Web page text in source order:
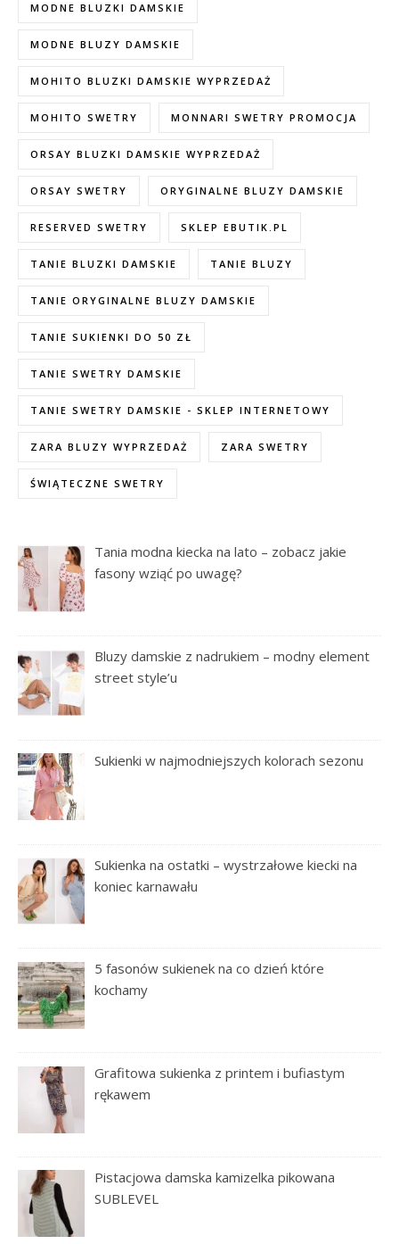
MODNE BLUZKI DAMSKIE
MODNE BLUZY DAMSKIE
MOHITO BLUZKI DAMSKIE WYPRZEDAŻ
MOHITO SWETRY MONNARI SWETRY PROMOCJA
ORSAY BLUZKI DAMSKIE WYPRZEDAŻ
ORSAY SWETRY ORYGINALNE BLUZY DAMSKIE
RESERVED SWETRY SKLEP EBUTIK.PL
TANIE BLUZKI DAMSKIE TANIE BLUZY
TANIE ORYGINALNE BLUZY DAMSKIE
TANIE SUKIENKI DO 50 ZŁ
TANIE SWETRY DAMSKIE
TANIE SWETRY DAMSKIE - SKLEP INTERNETOWY
ZARA BLUZY WYPRZEDAŻ ZARA SWETRY
ŚWIĄTECZNE SWETRY
Tania modna kiecka na lato – zobacz jakie
fasony wziąć po uwagę?
Bluzy damskie z nadrukiem – modny element
street style’u
Sukienki w najmodniejszych kolorach sezonu
Sukienka na ostatki – wystrzałowe kiecki na
koniec karnawału
5 fasonów sukienek na co dzień które
kochamy
Grafitowa sukienka z printem i bufiastym
rękawem
Pistacjowa damska kamizelka pikowana
SUBLEVEL